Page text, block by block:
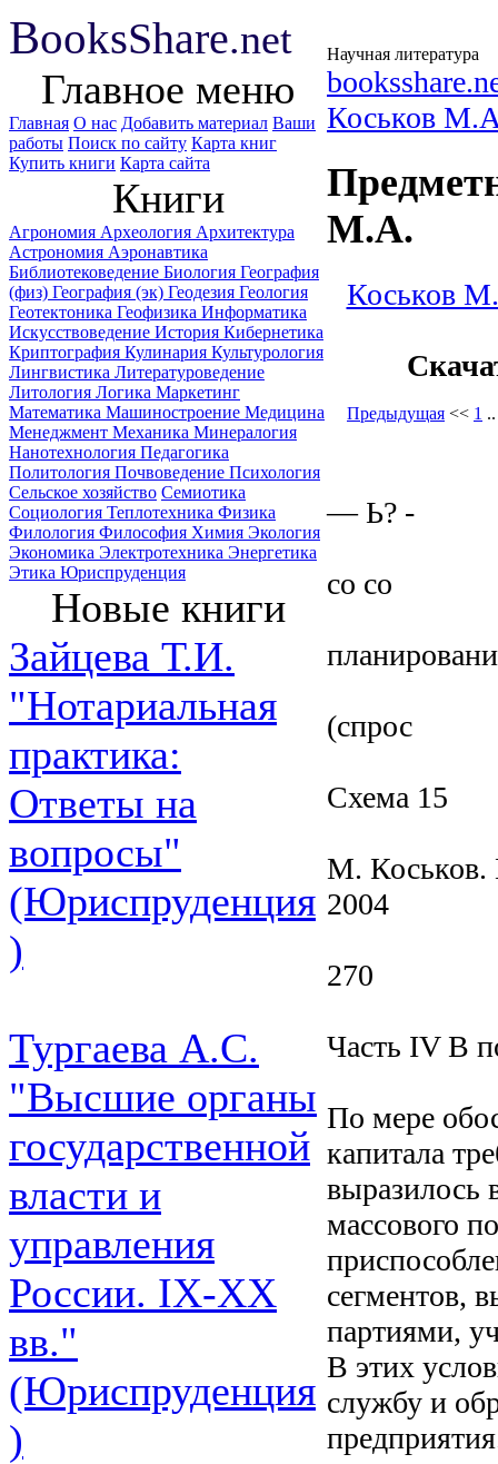
BooksShare.net Научная литература
Главное меню
Главная О нас Добавить материал Ваши
работы Поиск по сайту Карта книг
Купить книги Карта сайта
Книги
Агрономия Археология Архитектура
Астрономия Аэронавтика
Библиотековедение Биология География
(физ) География (эк) Геодезия Геология
Геотектоника Геофизика Информатика
Искусствоведение История Кибернетика
Криптография Кулинария Культурология
Лингвистика Литературоведение
Литология Логика Маркетинг
Математика Машиностроение Медицина
Менеджмент Механика Минералогия
Нанотехнология Педагогика
Политология Почвоведение Психология
Сельское хозяйство Семиотика
Социология Теплотехника Физика
Филология Философия Химия Экология
Экономика Электротехника Энергетика
Этика Юриспруденция
Новые книги
Зайцева Т.И.
"Нотариальная
практика:
Ответы на
вопросы"
(Юриспруденция
)
Тургаева А.С.
"Высшие органы
государственной
власти и
управления
России. IХ-ХХ
вв."
(Юриспруденция
)
Коськов
М.А.
Коськов
Предыдущая << 1
— Ь? -
со со
(спрос
Схема 15
М. Коськов.
2004
270
Часть IV В
По мере
капитала
выразилось
массового
сегментов,
партиями,
В этих
службу и